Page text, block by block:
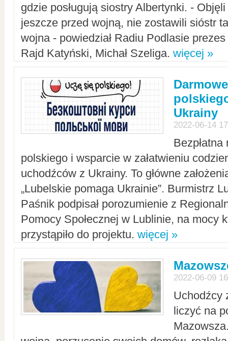
gdzie posługują siostry Albertynki. -
jeszcze przed wojną, nie zostawili sióstr
wojna - powiedział Radiu Podlasie
Rajd Katyński, Michał Szeliga. więcej »
Ukrainy
2022-06-14
polskiego i wsparcie w załatwieniu
uchodźców z Ukrainy. To główne
„Lubelskie pomaga Ukrainie”. Burmistrz
Paśnik podpisał porozumienie z
Pomocy Społecznej w Lublinie, na mocy
przystąpiło do projektu. więcej »
2022-06-09
Uchodźcy
liczyć na